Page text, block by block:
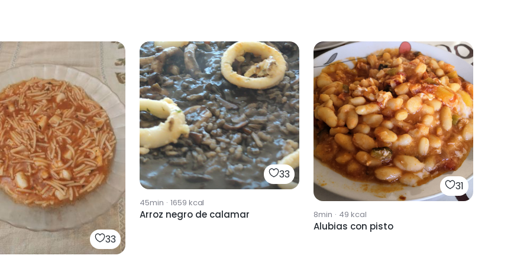
33
33
45min · 1659 kcal
Arroz negro de calamar
31
8min · 49 kcal
Alubias con pisto